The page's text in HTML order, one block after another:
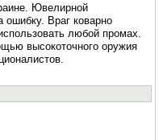
Ювелирной
ошибку. Враг коварно
любой промах.
высокоточного оружия